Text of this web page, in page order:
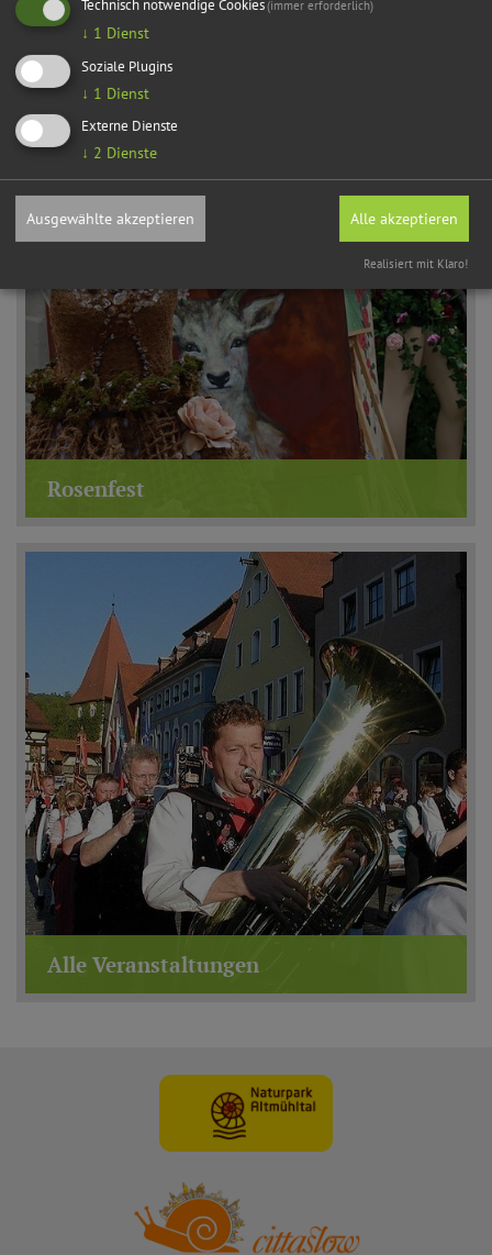
Open Air Kino
Rosenfest
Alle Veranstaltungen
Technisch notwendige Cookies(immer erforderlich)
↓ 1 Dienst
Soziale Plugins
↓ 1 Dienst
Externe Dienste
↓ 2 Dienste
Ausgewählte akzeptieren Alle akzeptieren
Realisiert mit Klaro!